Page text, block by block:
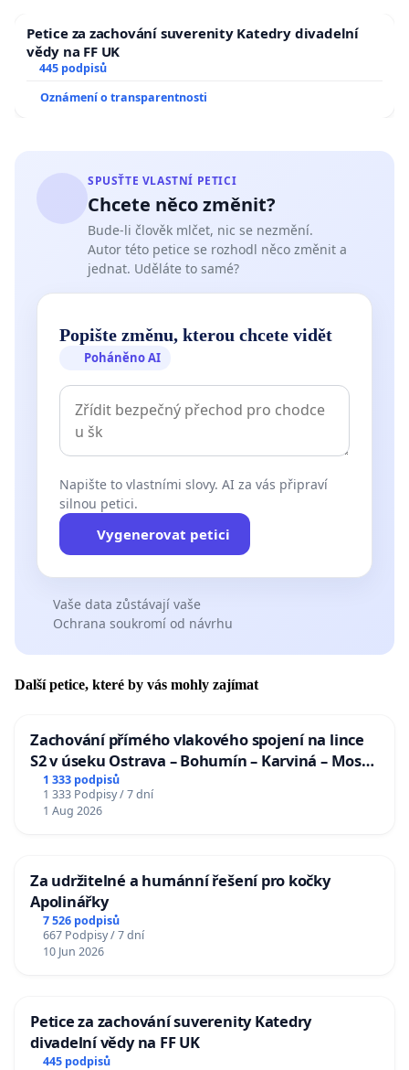
Petice za zachování suverenity Katedry divadelní
vědy na FF UK
445 podpisů
Oznámení o transparentnosti
SPUSŤTE VLASTNÍ PETICI
Chcete něco změnit?
Bude-li člověk mlčet, nic se nezmění.
Autor této petice se rozhodl něco změnit a
jednat. Uděláte to samé?
Popište změnu, kterou chcete vidět
Poháněno AI
Napište to vlastními slovy. AI za vás připraví
silnou petici.
Vygenerovat petici
Vaše data zůstávají vaše
Ochrana soukromí od návrhu
Další petice, které by vás mohly zajímat
Zachování přímého vlakového spojení na lince
S2 v úseku Ostrava – Bohumín – Karviná – Mosty
u Jablunkova
1 333 podpisů
1 333 Podpisy / 7 dní
1 Aug 2026
Za udržitelné a humánní řešení pro kočky
Apolinářky
7 526 podpisů
667 Podpisy / 7 dní
10 Jun 2026
Petice za zachování suverenity Katedry
divadelní vědy na FF UK
445 podpisů